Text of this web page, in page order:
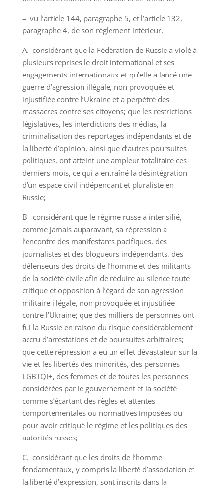
– vu l’article 144, paragraphe 5, et l’article 132,
paragraphe 4, de son règlement intérieur,
A. considérant que la Fédération de Russie a violé à
plusieurs reprises le droit international et ses
engagements internationaux et qu’elle a lancé une
guerre d’agression illégale, non provoquée et
injustifiée contre l’Ukraine et a perpétré des
massacres contre ses citoyens; que les restrictions
législatives, les interdictions des médias, la
criminalisation des reportages indépendants et de
la liberté d’opinion, ainsi que d’autres poursuites
politiques, ont atteint une ampleur totalitaire ces
derniers mois, ce qui a entraîné la désintégration
d’un espace civil indépendant et pluraliste en
Russie;
B. considérant que le régime russe a intensifié,
comme jamais auparavant, sa répression à
l’encontre des manifestants pacifiques, des
journalistes et des blogueurs indépendants, des
défenseurs des droits de l’homme et des militants
de la société civile afin de réduire au silence toute
critique et opposition à l’égard de son agression
militaire illégale, non provoquée et injustifiée
contre l’Ukraine; que des milliers de personnes ont
fui la Russie en raison du risque considérablement
accru d’arrestations et de poursuites arbitraires;
que cette répression a eu un effet dévastateur sur la
vie et les libertés des minorités, des personnes
LGBTQI+, des femmes et de toutes les personnes
considérées par le gouvernement et la société
comme s’écartant des règles et attentes
comportementales ou normatives imposées ou
pour avoir critiqué le régime et les politiques des
autorités russes;
C. considérant que les droits de l’homme
fondamentaux, y compris la liberté d’association et
la liberté d’expression, sont inscrits dans la